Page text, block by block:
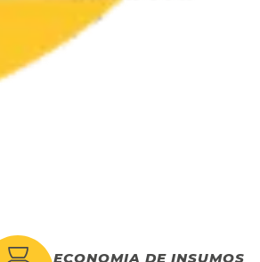
ECONOMIA DE INSUMOS